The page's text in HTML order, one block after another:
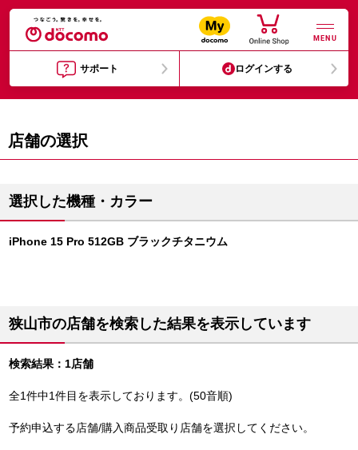
MENU
サポート ログインする
店舗の選択
選択した機種・カラー
iPhone 15 Pro 512GB ブラックチタニウム
狭山市の店舗を検索した結果を表示しています
検索結果：1店舗
全1件中1件目を表示しております。(50音順)
予約申込する店舗/購入商品受取り店舗を選択してください。